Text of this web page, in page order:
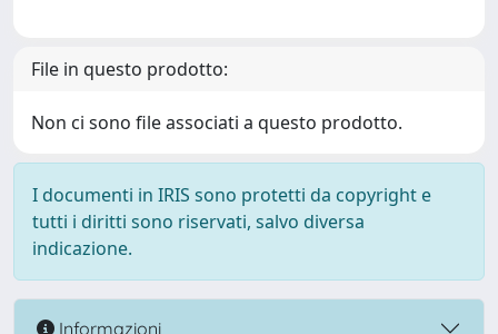
File in questo prodotto:
Non ci sono file associati a questo prodotto.
I documenti in IRIS sono protetti da copyright e
tutti i diritti sono riservati, salvo diversa
indicazione.
Informazioni